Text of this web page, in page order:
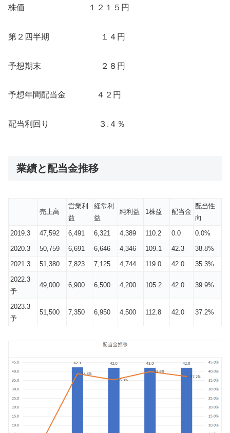
株価 １２１５円
第２四半期 １４円
予想期末 ２８円
予想年間配当金 ４２円
配当利回り ３.４％
業績と配当金推移
売上高
営業利
益
経常利
益
純利益 1株益 配当金
配当性
向
2019.3
47,592 6,491 6,321 4,389 110.2 0.0
0.0%
2020.3
50,759 6,691 6,646 4,346 109.1 42.3
38.8%
2021.3
51,380 7,823 7,125 4,744 119.0 42.0
35.3%
2022.3
予
49,000 6,900 6,500 4,200 105.2 42.0 39.9%
2023.3
予
51,500 7,350 6,950 4,500 112.8 42.0 37.2%